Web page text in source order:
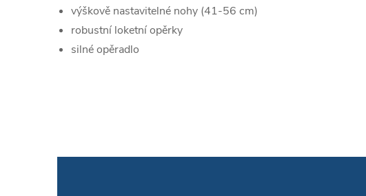
výškově nastavitelné nohy (41-56 cm)
robustní loketní opěrky
silné opěradlo